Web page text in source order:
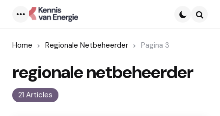
Home Regionale Netbeheerder Pagina 3
21 Articles
regionale netbeheerder